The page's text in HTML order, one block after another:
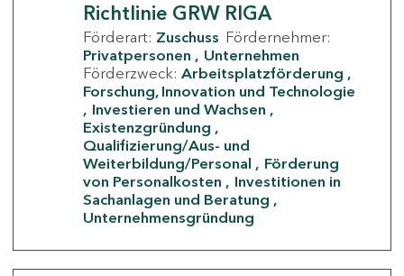
Richtlinie GRW RIGA
Förderart: Zuschuss Fördernehmer:
Privatpersonen
Unternehmen
Förderzweck: Arbeitsplatzförderung
Forschung, Innovation und Technologie
Investieren und Wachsen
Existenzgründung
Qualifizierung/Aus- und
Weiterbildung/Personal
Förderung
von Personalkosten
Investitionen in
Sachanlagen und Beratung
Unternehmensgründung